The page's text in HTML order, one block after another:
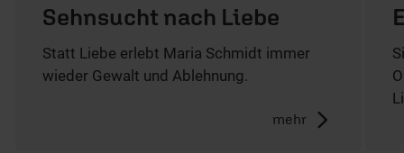
Sehnsucht nach Liebe
Statt Liebe erlebt Maria Schmidt immer
wieder Gewalt und Ablehnung.
mehr